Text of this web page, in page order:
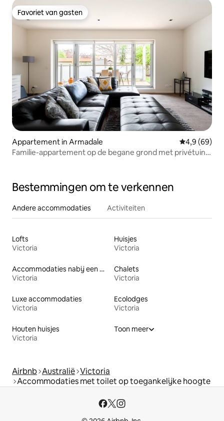
Favoriet van gasten
Favoriet van gasten
Appartement in Armadale Gemiddelde
4,9 (69)
Familie-appartement op de begane grond met privétuin
Bestemmingen om te verkennen
Andere accommodaties Activiteiten
Lofts
Victoria
Huisjes
Victoria
Accommodaties nabij een meer
Victoria
Chalets
Victoria
Luxe accommodaties
Victoria
Ecolodges
Victoria
Houten huisjes
Victoria
Toon meer
Airbnb Australië Victoria
Accommodaties met toilet op toegankelijke hoogte